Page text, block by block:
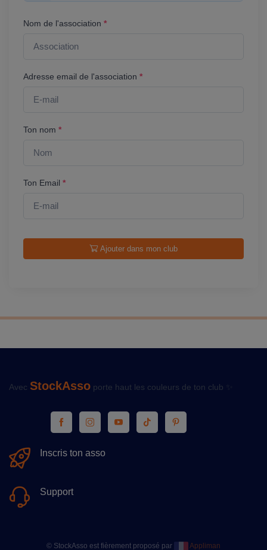
Nom de l'association *
Adresse email de l'association *
Ton nom *
Ton Email *
Ajouter dans mon club
Avec StockAsso porte haut les couleurs de ton club ✨
Inscris ton asso
Support
© StockAsso est fièrement proposé par Appliman